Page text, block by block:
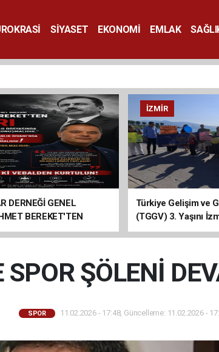
SİYASET EKONOMİ EMLAK
DERNEĞİ GENEL
BEREKET'TEN
İZMIR
Türkiye Gelişim ve
(TGGV) 3. Yaşını
Kutladı
SPOR ŞÖLENİ
SPOR 11.02.2026 - 17:48, Güncelleme: 11.02.2026 -